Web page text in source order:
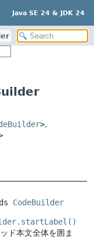
Java SE 24 & JDK 24
>,
CodeBuilder
ド本文全体を囲ま